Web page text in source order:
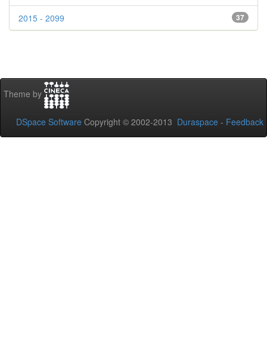
37
2015 - 2099
Theme by
DSpace Software Copyright © 2002-2013 Duraspace - Feedback